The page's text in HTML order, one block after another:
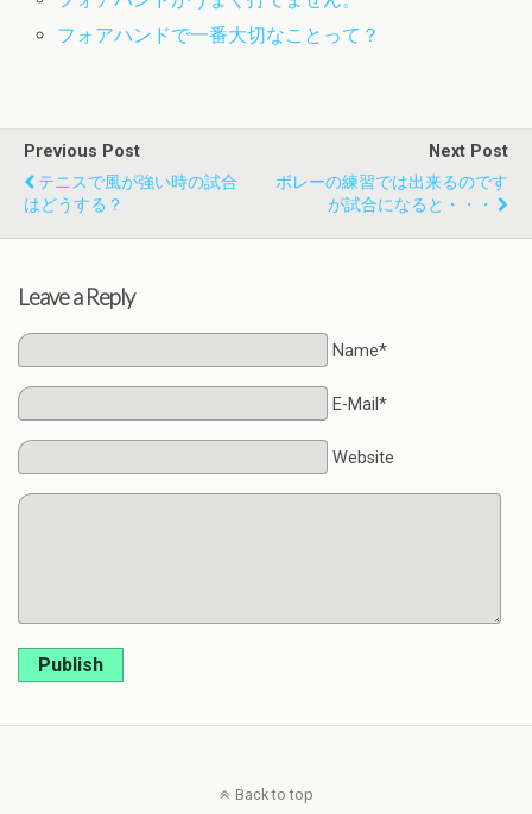
フォアハンドで一番大切なことって？
Previous Post
テニスで風が強い時の試合
はどうする？
Next Post
ボレーの練習では出来るのです
が試合になると・・・
Leave a Reply
Name*
E-Mail*
Website
Publish
Back to top